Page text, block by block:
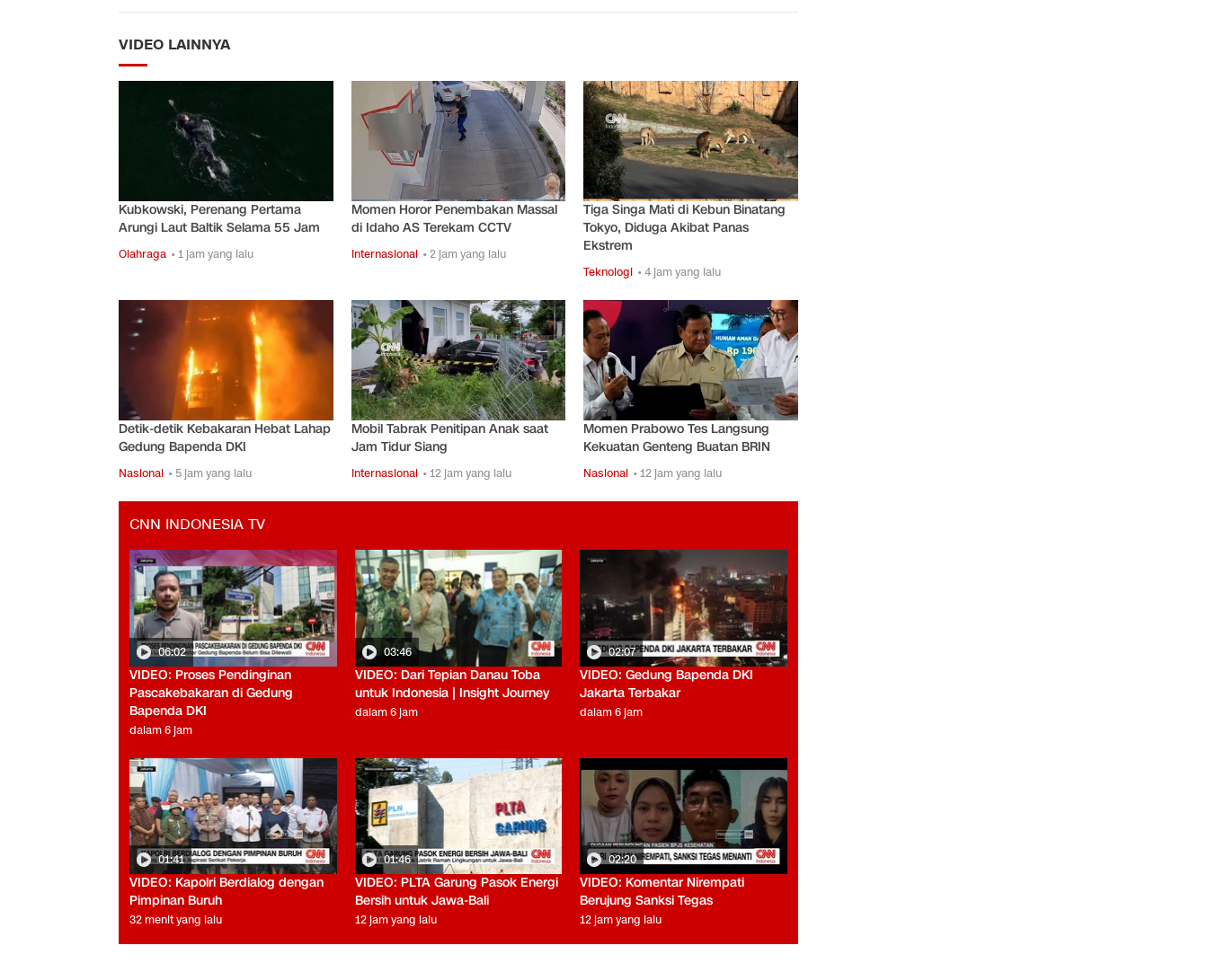
VIDEO LAINNYA
Kubkowski, Perenang Pertama
Arungi Laut Baltik Selama 55 Jam
Olahraga • 1 jam yang lalu
Momen Horor Penembakan Massal
di Idaho AS Terekam CCTV
Internasional • 2 jam yang lalu
Tiga Singa Mati di Kebun Binatang
Tokyo, Diduga Akibat Panas
Ekstrem
Teknologi • 4 jam yang lalu
Detik-detik Kebakaran Hebat Lahap
Gedung Bapenda DKI
Nasional • 5 jam yang lalu
Mobil Tabrak Penitipan Anak saat
Jam Tidur Siang
Internasional • 12 jam yang lalu
Momen Prabowo Tes Langsung
Kekuatan Genteng Buatan BRIN
Nasional • 12 jam yang lalu
CNN INDONESIA TV
06:02
VIDEO: Proses Pendinginan
Pascakebakaran di Gedung
Bapenda DKI
dalam 6 jam
03:46
VIDEO: Dari Tepian Danau Toba
untuk Indonesia | Insight Journey
dalam 6 jam
02:07
VIDEO: Gedung Bapenda DKI
Jakarta Terbakar
dalam 6 jam
01:41
VIDEO: Kapolri Berdialog dengan
Pimpinan Buruh
32 menit yang lalu
01:46
VIDEO: PLTA Garung Pasok Energi
Bersih untuk Jawa-Bali
12 jam yang lalu
02:20
VIDEO: Komentar Nirempati
Berujung Sanksi Tegas
12 jam yang lalu